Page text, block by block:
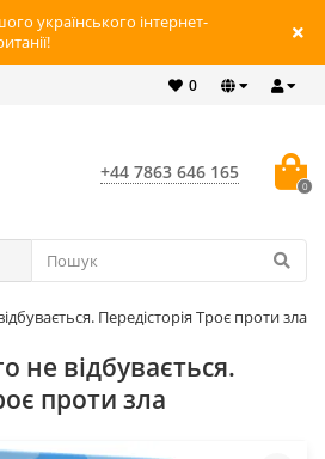
українського інтернет-
0
+44 7863 646 165
0
Передісторія Троє проти зла
не відбувається.
проти зла